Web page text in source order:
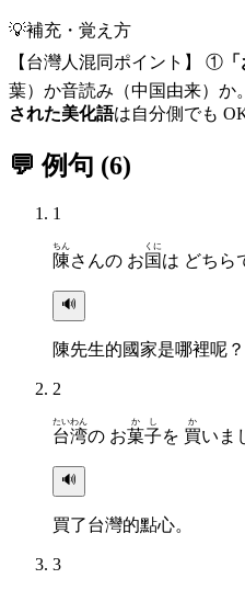
💡補充・覚え方
【台灣人混同ポイント】 ①
葉）か音読み（中国由来）
された美化語は自分側でも
💬 例句 (6)
1
陳
ちん
さんの お国
くに
は どちら
🔊
陳先生的國家是哪裡呢？
2
台湾
たいわん
の お菓子
かし
を 買
か
いま
🔊
買了台灣的點心。
3